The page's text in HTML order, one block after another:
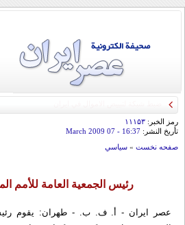
رمز الخبر: ۱۱۱۵۳
تأريخ النشر: 16:37
- 07 March 2009
صفحه نخست » سياسي
رئيس الجمعية العامة للأمم
عصر ایران - أ. ف. ب. - طهران: يقوم رئيس